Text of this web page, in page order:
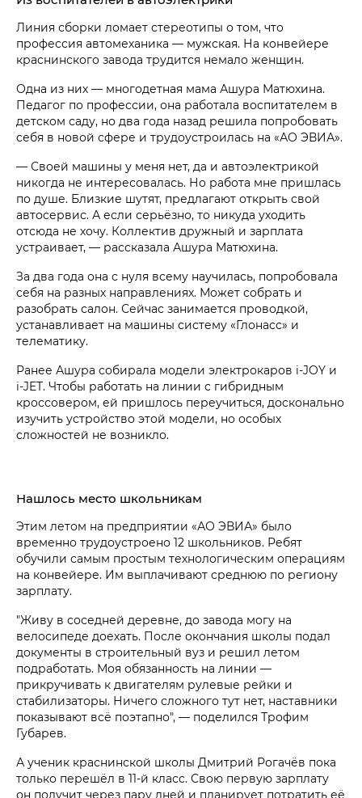
Линия сборки ломает стереотипы о том, что
профессия автомеханика — мужская. На конвейере
краснинского завода трудится немало женщин.
Одна из них — многодетная мама Ашура Матюхина.
Педагог по профессии, она работала воспитателем в
детском саду, но два года назад решила попробовать
себя в новой сфере и трудоустроилась на «АО ЭВИА».
— Своей машины у меня нет, да и автоэлектрикой
никогда не интересовалась. Но работа мне пришлась
по душе. Близкие шутят, предлагают открыть свой
автосервис. А если серьёзно, то никуда уходить
отсюда не хочу. Коллектив дружный и зарплата
устраивает, — рассказала Ашура Матюхина.
За два года она с нуля всему научилась, попробовала
себя на разных направлениях. Может собрать и
разобрать салон. Сейчас занимается проводкой,
устанавливает на машины систему «Глонасс» и
телематику.
Ранее Ашура собирала модели электрокаров i‑JOY и
i‑JET. Чтобы работать на линии с гибридным
кроссовером, ей пришлось переучиться, досконально
изучить устройство этой модели, но особых
сложностей не возникло.
Нашлось место школьникам
Этим летом на предприятии «АО ЭВИА» было
временно трудоустроено 12 школьников. Ребят
обучили самым простым технологическим операциям
на конвейере. Им выплачивают среднюю по региону
зарплату.
"Живу в соседней деревне, до завода могу на
велосипеде доехать. После окончания школы подал
документы в строительный вуз и решил летом
подработать. Моя обязанность на линии —
прикручивать к двигателям рулевые рейки и
стабилизаторы. Ничего сложного тут нет, наставники
показывают всё поэтапно", — поделился Трофим
Губарев.
А ученик краснинской школы Дмитрий Рогачёв пока
только перешёл в 11-й класс. Свою первую зарплату
он получит через пару дней и планирует потратить её